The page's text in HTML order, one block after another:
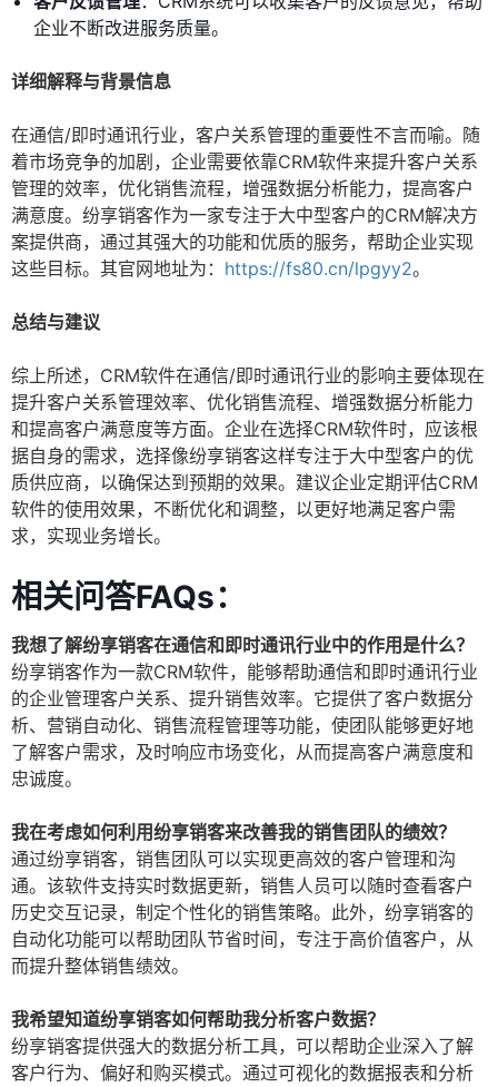
企业不断改进服务质量。
详细解释与背景信息
在通信/即时通讯行业，客户关系管理的重要性不言而喻。随
着市场竞争的加剧，企业需要依靠CRM软件来提升客户关系
管理的效率，优化销售流程，增强数据分析能力，提高客户
满意度。纷享销客作为一家专注于大中型客户的CRM解决方
案提供商，通过其强大的功能和优质的服务，帮助企业实现
这些目标。其官网地址为： https://fs80.cn/lpgyy2。
总结与建议
综上所述，CRM软件在通信/即时通讯行业的影响主要体现在
提升客户关系管理效率、优化销售流程、增强数据分析能力
和提高客户满意度等方面。企业在选择CRM软件时，应该根
据自身的需求，选择像纷享销客这样专注于大中型客户的优
质供应商，以确保达到预期的效果。建议企业定期评估CRM
软件的使用效果，不断优化和调整，以更好地满足客户需
求，实现业务增长。
相关问答FAQs：
我想了解纷享销客在通信和即时通讯行业中的作用是什么？
纷享销客作为一款CRM软件，能够帮助通信和即时通讯行业
的企业管理客户关系、提升销售效率。它提供了客户数据分
析、营销自动化、销售流程管理等功能，使团队能够更好地
了解客户需求，及时响应市场变化，从而提高客户满意度和
忠诚度。
我在考虑如何利用纷享销客来改善我的销售团队的绩效？
通过纷享销客，销售团队可以实现更高效的客户管理和沟
通。该软件支持实时数据更新，销售人员可以随时查看客户
历史交互记录，制定个性化的销售策略。此外，纷享销客的
自动化功能可以帮助团队节省时间，专注于高价值客户，从
而提升整体销售绩效。
我希望知道纷享销客如何帮助我分析客户数据？
纷享销客提供强大的数据分析工具，可以帮助企业深入了解
客户行为、偏好和购买模式。通过可视化的数据报表和分析